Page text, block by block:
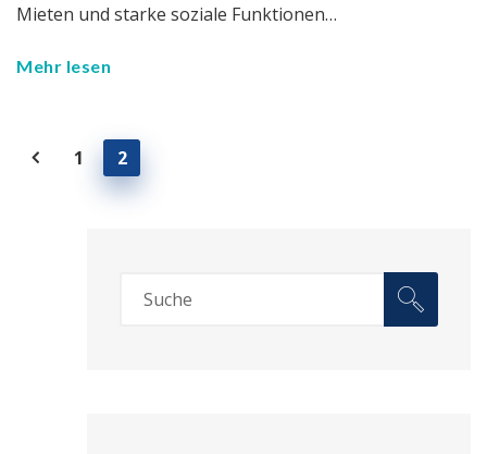
Mieten und starke soziale Funktionen…
Mehr lesen
1 2